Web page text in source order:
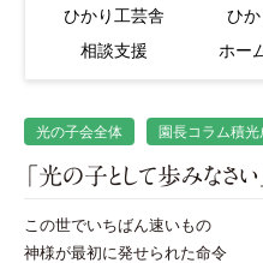
ひかり工芸舎
ひか
相談支援
ホー
光の子会全体 園長コラム積光
「光の子として歩みなさい」
この世でいちばん速いもの
神様が最初に発せられた命令